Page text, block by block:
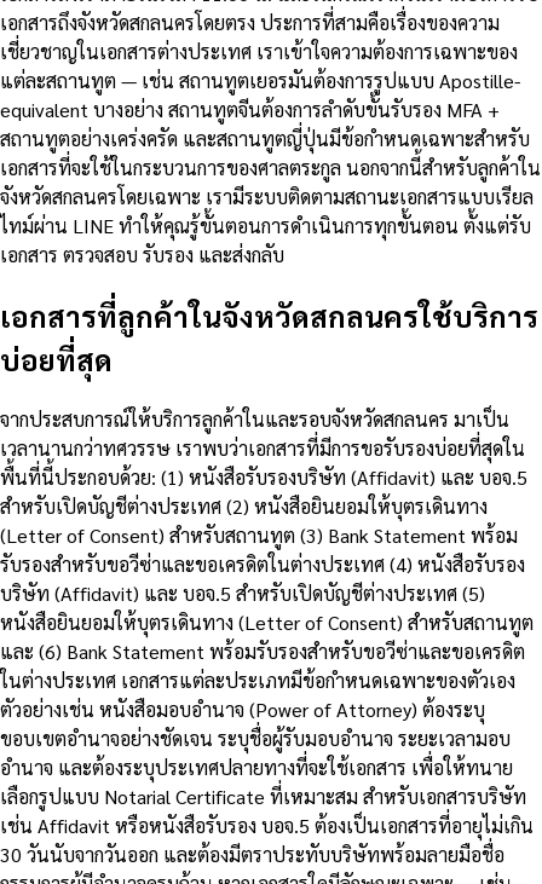
เอกสารถึงจังหวัดสกลนครโดยตรง ประการที่สามคือเรื่องของความ
เชี่ยวชาญในเอกสารต่างประเทศ เราเข้าใจความต้องการเฉพาะของ
แต่ละสถานทูต — เช่น สถานทูตเยอรมันต้องการรูปแบบ Apostille-
equivalent บางอย่าง สถานทูตจีนต้องการลำดับขั้นรับรอง MFA +
สถานทูตอย่างเคร่งครัด และสถานทูตญี่ปุ่นมีข้อกำหนดเฉพาะสำหรับ
เอกสารที่จะใช้ในกระบวนการของศาลตระกูล นอกจากนี้สำหรับลูกค้าใน
จังหวัดสกลนครโดยเฉพาะ เรามีระบบติดตามสถานะเอกสารแบบเรียล
ไทม์ผ่าน LINE ทำให้คุณรู้ขั้นตอนการดำเนินการทุกขั้นตอน ตั้งแต่รับ
เอกสาร ตรวจสอบ รับรอง และส่งกลับ
เอกสารที่ลูกค้าในจังหวัดสกลนครใช้บริการ
บ่อยที่สุด
จากประสบการณ์ให้บริการลูกค้าในและรอบจังหวัดสกลนคร มาเป็น
เวลานานกว่าทศวรรษ เราพบว่าเอกสารที่มีการขอรับรองบ่อยที่สุดใน
พื้นที่นี้ประกอบด้วย: (1) หนังสือรับรองบริษัท (Affidavit) และ บอจ.5
สำหรับเปิดบัญชีต่างประเทศ (2) หนังสือยินยอมให้บุตรเดินทาง
(Letter of Consent) สำหรับสถานทูต (3) Bank Statement พร้อม
รับรองสำหรับขอวีซ่าและขอเครดิตในต่างประเทศ (4) หนังสือรับรอง
บริษัท (Affidavit) และ บอจ.5 สำหรับเปิดบัญชีต่างประเทศ (5)
หนังสือยินยอมให้บุตรเดินทาง (Letter of Consent) สำหรับสถานทูต
และ (6) Bank Statement พร้อมรับรองสำหรับขอวีซ่าและขอเครดิต
ในต่างประเทศ เอกสารแต่ละประเภทมีข้อกำหนดเฉพาะของตัวเอง
ตัวอย่างเช่น หนังสือมอบอำนาจ (Power of Attorney) ต้องระบุ
ขอบเขตอำนาจอย่างชัดเจน ระบุชื่อผู้รับมอบอำนาจ ระยะเวลามอบ
อำนาจ และต้องระบุประเทศปลายทางที่จะใช้เอกสาร เพื่อให้ทนาย
เลือกรูปแบบ Notarial Certificate ที่เหมาะสม สำหรับเอกสารบริษัท
เช่น Affidavit หรือหนังสือรับรอง บอจ.5 ต้องเป็นเอกสารที่อายุไม่เกิน
30 วันนับจากวันออก และต้องมีตราประทับบริษัทพร้อมลายมือชื่อ